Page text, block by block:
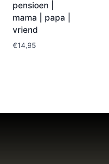
pensioen |
mama | papa |
vriend
€14,95